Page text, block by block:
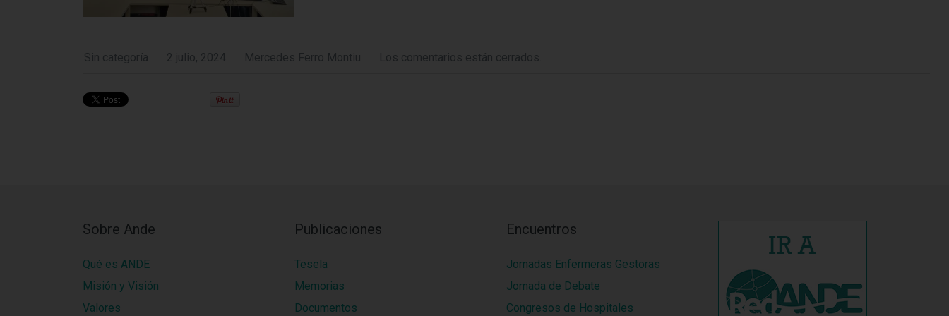
Sin categoría 2 julio, 2024 Mercedes Ferro Montiu Los comentarios están cerrados.
Sobre Ande
Qué es ANDE
Misión y Visión
Valores
Publicaciones
Tesela
Memorias
Documentos
Encuentros
Jornadas Enfermeras Gestoras
Jornada de Debate
Congresos de Hospitales